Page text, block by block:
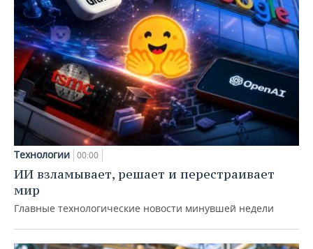
Технологии 00:00
ИИ взламывает, решает и перестраивает
мир
Главные технологические новости минувшей недели